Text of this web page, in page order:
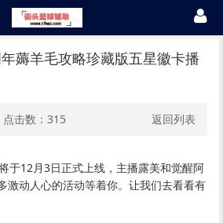
年薅羊毛攻略珍藏版五星徽卡播
击数： 315 返回列表
于12月3日正式上线，主播露美和觉醒阿
激动人心的活动等着你。让我们去看看有